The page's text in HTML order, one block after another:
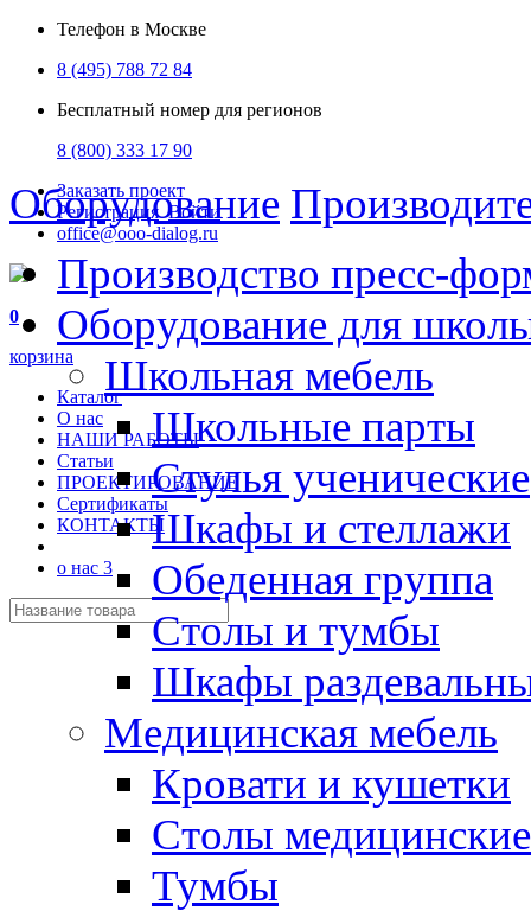
Телефон в Москве
8 (495) 788 72 84
Бесплатный номер для регионов
8 (800) 333 17 90
Заказать проект
Регистрация Войти
office@ooo-dialog.ru
0
корзина
Каталог
О нас
НАШИ РАБОТЫ
Статьи
ПРОЕКТИРОВАНИЕ
Сертификаты
КОНТАКТЫ
о нас 3
Оборудование
Производство пресс-
Оборудование для
Школьная мебель
Школьные парты
Стулья ученические
Шкафы и стеллажи
Обеденная группа
Столы и тумбы
Шкафы
Медицинская мебель
Кровати и кушетки
Столы медицинские
Тумбы